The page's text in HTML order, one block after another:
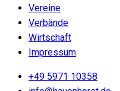
Vereine
Verbände
Wirtschaft
Impressum
+49 5971 10358